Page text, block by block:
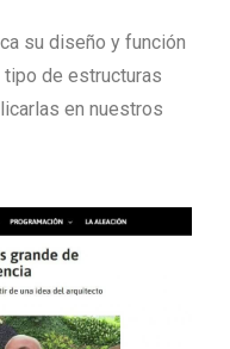
su diseño y función
de estructuras
en nuestros